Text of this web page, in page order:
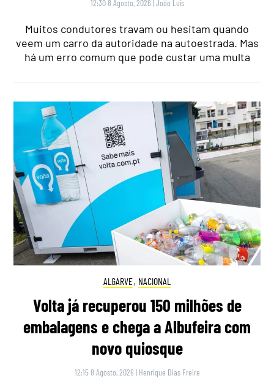
12:30 8 Agosto, 2026 |João Luís
Muitos condutores travam ou hesitam quando
veem um carro da autoridade na autoestrada. Mas
há um erro comum que pode custar uma multa
ALGARVE, NACIONAL
Volta já recuperou 150 milhões de
embalagens e chega a Albufeira com
novo quiosque
12:15 8 Agosto, 2026 | Henrique Dias Freire